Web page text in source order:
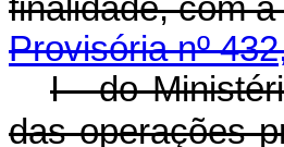
finalidade,
Provisória nº
I - do
das operações